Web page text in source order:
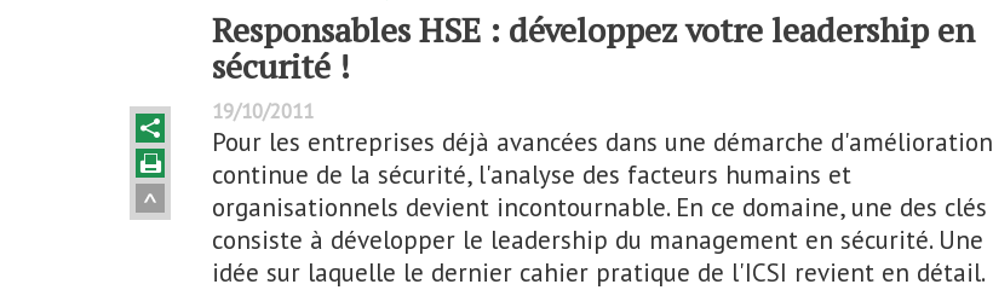
Responsables HSE : développez votre leadership en
sécurité !
19/10/2011
Pour les entreprises déjà avancées dans une démarche d'amélioration
continue de la sécurité, l'analyse des facteurs humains et
organisationnels devient incontournable. En ce domaine, une des clés
consiste à développer le leadership du management en sécurité. Une
idée sur laquelle le dernier cahier pratique de l'ICSI revient en détail.